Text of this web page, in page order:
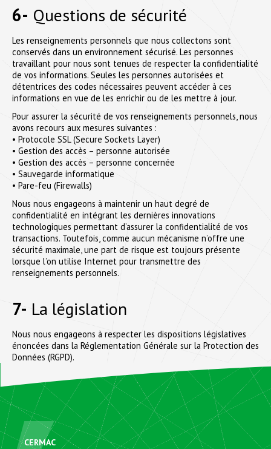
6- Questions de sécurité
Les renseignements personnels que nous collectons sont
conservés dans un environnement sécurisé. Les personnes
travaillant pour nous sont tenues de respecter la confidentialité
de vos informations. Seules les personnes autorisées et
détentrices des codes nécessaires peuvent accéder à ces
informations en vue de les enrichir ou de les mettre à jour.
Pour assurer la sécurité de vos renseignements personnels, nous
avons recours aux mesures suivantes :
• Protocole SSL (Secure Sockets Layer)
• Gestion des accès – personne autorisée
• Gestion des accès – personne concernée
• Sauvegarde informatique
• Pare-feu (Firewalls)
Nous nous engageons à maintenir un haut degré de
confidentialité en intégrant les dernières innovations
technologiques permettant d’assurer la confidentialité de vos
transactions. Toutefois, comme aucun mécanisme n’offre une
sécurité maximale, une part de risque est toujours présente
lorsque l’on utilise Internet pour transmettre des
renseignements personnels.
7- La législation
Nous nous engageons à respecter les dispositions législatives
énoncées dans la Réglementation Générale sur la Protection des
Données (RGPD).
CERMAC